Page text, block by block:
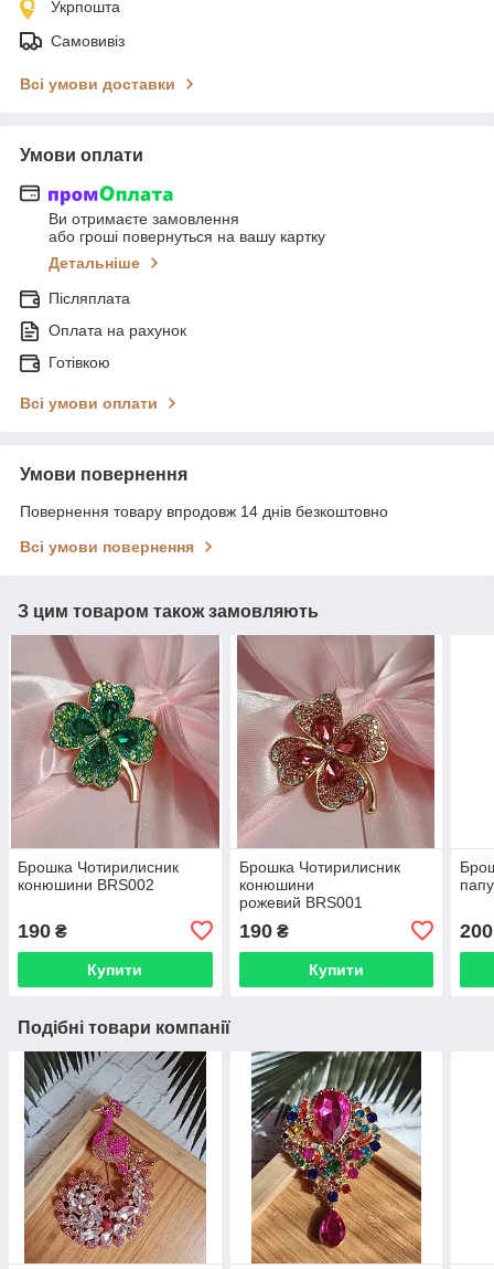
Укрпошта
Самовивіз
Всі умови доставки
Умови оплати
Ви отримаєте замовлення
або гроші повернуться на вашу картку
Детальніше
Післяплата
Оплата на рахунок
Готівкою
Всі умови оплати
Умови повернення
Повернення товару впродовж 14 днів безкоштовно
Всі умови повернення
З цим товаром також замовляють
Брошка Чотирилисник
конюшини BRS002
190 ₴
Купити
Брошка Чотирилисник
конюшини
рожевий BRS001
190₴
Купити
200
Подібні товари компанії